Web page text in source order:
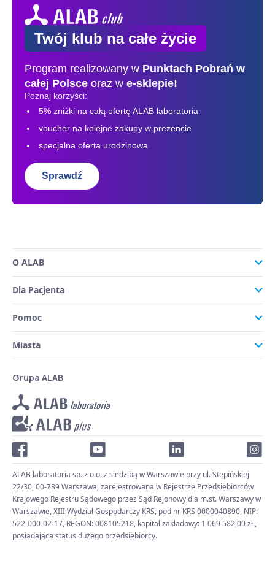
Twój klub na całe życie
Program realizowany w Punktach Pobrań w
całej Polsce oraz w e-sklepie!
Poznaj korzyści:
5% zniżki na całą ofertę ALAB laboratoria
voucher na kolejne zakupy w prezencie
specjalna oferta urodzinowa
Sprawdź
O ALAB
Dla Pacjenta
Pomoc
Miasta
Grupa ALAB
ALAB laboratoria sp. z o.o. z siedzibą w Warszawie przy ul. Stępińskiej
22/30, 00-739 Warszawa, zarejestrowana w Rejestrze Przedsiębiorców
Krajowego Rejestru Sądowego przez Sąd Rejonowy dla m.st. Warszawy w
Warszawie, XIII Wydział Gospodarczy KRS, pod nr KRS 0000040890, NIP:
522-000-02-17, REGON: 008105218, kapitał zakładowy: 1 069 582,00 zł.,
posiadająca status dużego przedsiębiorcy.